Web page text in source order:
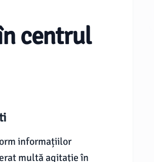
centrul
informațiilor
multă agitație în